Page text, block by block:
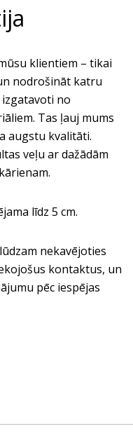
klientiem – tikai
nodrošināt katru
no
Tas ļauj mums
augstu kvalitāti.
veļu ar dažādām
līdz 5 cm.
nekavējoties
kontaktus, un
pēc iespējas